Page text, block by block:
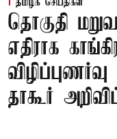
தமிழக செய்திகள்
தொகுதி
எதிராக
தாகூர்